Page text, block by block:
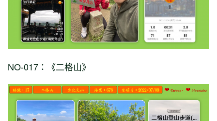
NO-017：《二格山》